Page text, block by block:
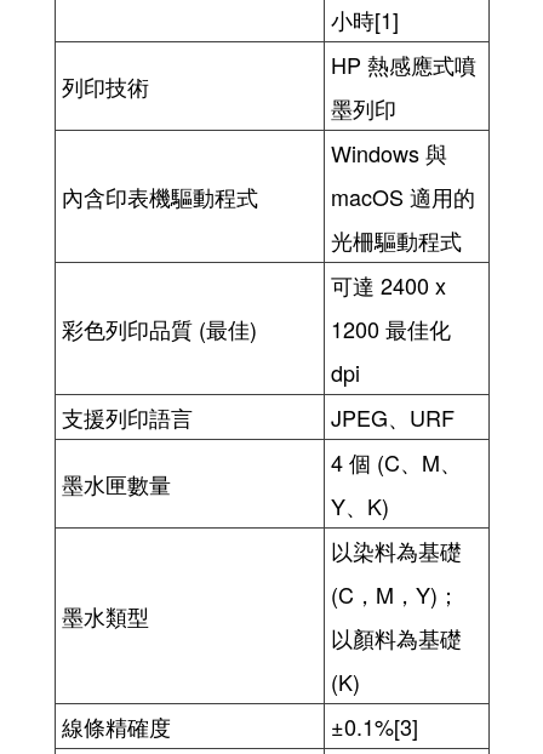
小時[1]
列印技術
HP 熱感應式噴
墨列印
內含印表機驅動程式
Windows 與
macOS 適用的
光柵驅動程式
彩色列印品質 (最佳)
可達 2400 x
1200 最佳化
dpi
支援列印語言
JPEG、URF
墨水匣數量
4 個 (C、M、
Y、K)
墨水類型
以染料為基礎
(C，M，Y)；
以顏料為基礎
(K)
線條精確度
±0.1%[3]